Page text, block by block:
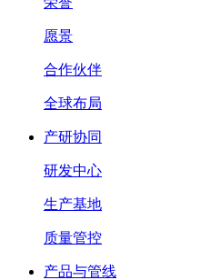
愿景
合作伙伴
全球布局
产研协同
研发中心
生产基地
质量管控
产品与管线